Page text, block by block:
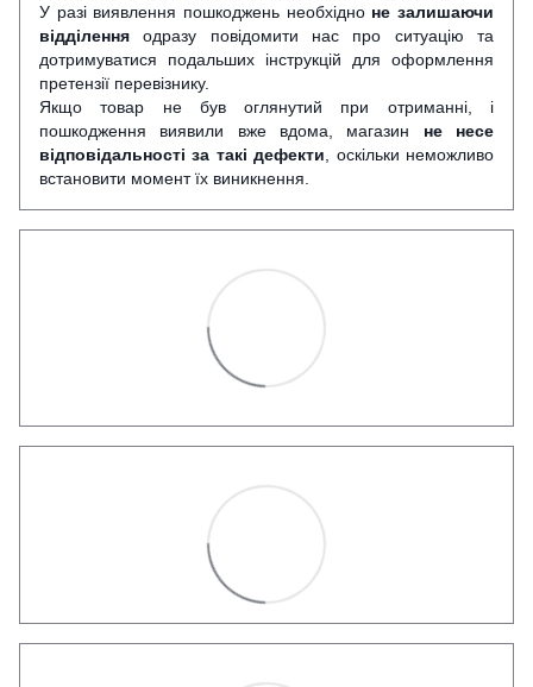
У разі виявлення пошкоджень необхідно не залишаючи
відділення одразу повідомити нас про ситуацію та
дотримуватися подальших інструкцій для оформлення
претензії перевізнику.
Якщо товар не був оглянутий при отриманні, і
пошкодження виявили вже вдома, магазин не несе
відповідальності за такі дефекти , оскільки неможливо
встановити момент їх виникнення.